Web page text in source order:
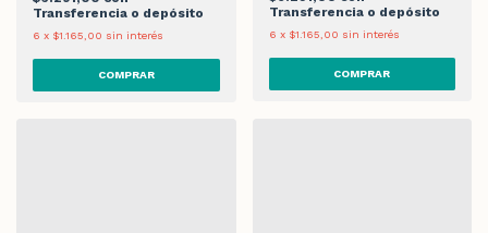
Transferencia o depósito
6 x $1.165,00 sin interés
Transferencia o depósito
6 x $1.165,00 sin interés